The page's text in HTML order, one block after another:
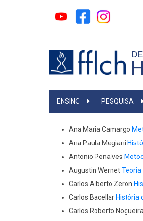
MAIN
ENSINO PESQUISA
Ana Maria Camargo
Ana Paula Megiani
Antonio Penalves
Augustin WernetTeoria
Carlos Alberto Zeron
Carlos Bacellar História
Carlos Roberto Nogueira